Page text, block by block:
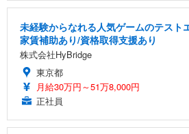
未経験からなれる人気ゲームのテスト
家賃補助あり/資格取得支援あり
株式会社HyBridge
東京都
月給30万円～51万8,000円
正社員